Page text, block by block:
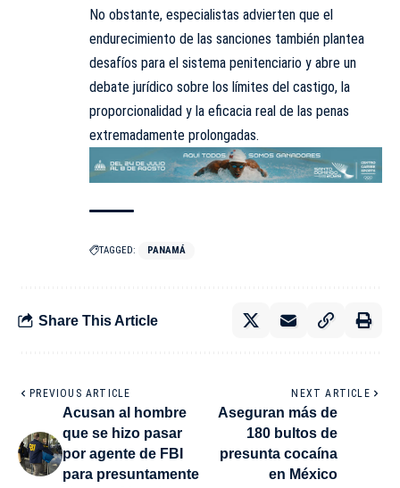
No obstante, especialistas advierten que el
endurecimiento de las sanciones también plantea
desafíos para el sistema penitenciario y abre un
debate jurídico sobre los límites del castigo, la
proporcionalidad y la eficacia real de las penas
extremadamente prolongadas.
TAGGED: PANAMÁ
Share This Article
PREVIOUS ARTICLE
Acusan al hombre
que se hizo pasar
por agente de FBI
para presuntamente
NEXT ARTICLE
Aseguran más de
180 bultos de
presunta cocaína
en México